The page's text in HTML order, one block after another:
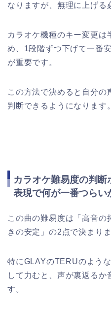
なりますが、無理に上げる
カラオケ機種のキー変更は
め、1段階ずつ下げて一番
が重要です。
この方法で決めると自分の
判断できるようになります。
カラオケ難易度の判
表現で何が一番つらい
この曲の難易度は「高音の
きの安定」の2点で決まりま
特にGLAYのTERUのよう
して力むと、声が裏返るか
す。